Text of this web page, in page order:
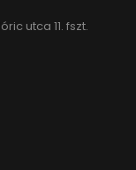
utca 11. fszt.